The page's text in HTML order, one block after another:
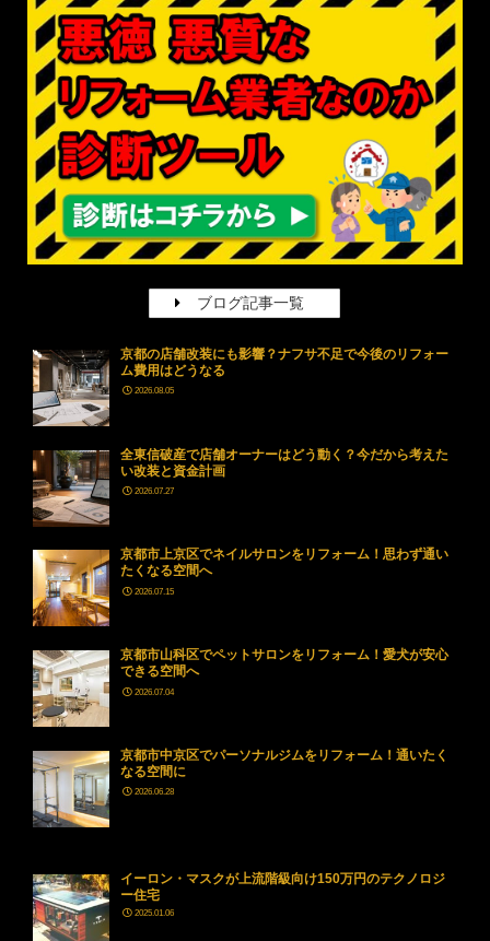
ブログ記事一覧
京都の店舗改装にも影響？ナフサ不足で今後のリフォー
ム費用はどうなる
2026.08.05
全東信破産で店舗オーナーはどう動く？今だから考えた
い改装と資金計画
2026.07.27
京都市上京区でネイルサロンをリフォーム！思わず通い
たくなる空間へ
2026.07.15
京都市山科区でペットサロンをリフォーム！愛犬が安心
できる空間へ
2026.07.04
京都市中京区でパーソナルジムをリフォーム！通いたく
なる空間に
2026.06.28
イーロン・マスクが上流階級向け150万円のテクノロジ
ー住宅
2025.01.06